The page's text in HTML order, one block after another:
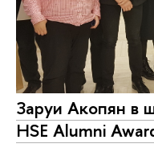
Заруи Акопян в
HSE Alumni